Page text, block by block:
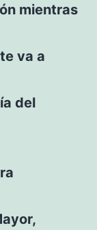
mientras
va a
del